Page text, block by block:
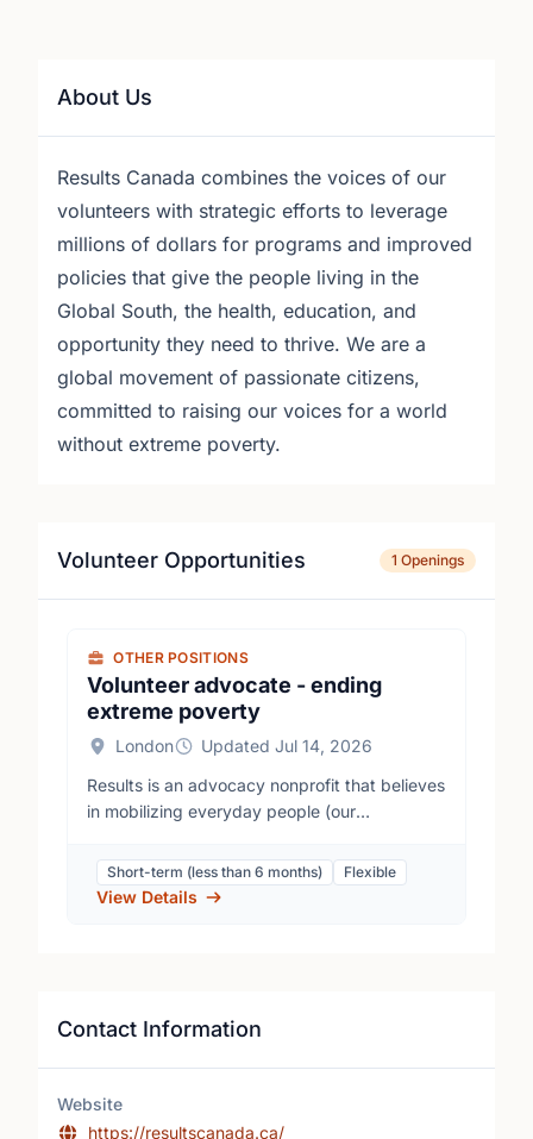
About Us
Results Canada combines the voices of our
volunteers with strategic efforts to leverage
millions of dollars for programs and improved
policies that give the people living in the
Global South, the health, education, and
opportunity they need to thrive. We are a
global movement of passionate citizens,
committed to raising our voices for a world
without extreme poverty.
Volunteer Opportunities 1 Openings
OTHER POSITIONS
Volunteer advocate - ending
extreme poverty
London
Updated Jul 14, 2026
Results is an advocacy nonprofit that believes
in mobilizing everyday people (our
extreme poverty in low-and middle-income
countries. We focus our work on global health,
senators because they have the power to
investments needed to end extreme poverty.
We also raise awareness by writing letters to
the editor (LTEs) and op-eds, using social
Short-term (less than 6 months) Flexible
View Details
Contact Information
Website
https://resultscanada.ca/